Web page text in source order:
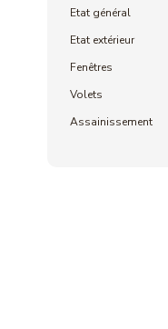
Etat général
Etat extérieur
Fenêtres
Volets
Assainissement